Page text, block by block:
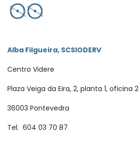
Alba Filgueira, SCSIODERV
Centro Videre
Plaza Veiga da Eira, 2, planta 1, oficina 2
36003 Pontevedra
Tel. 604 03 70 87